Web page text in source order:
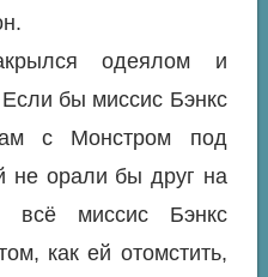
одеялом и
бы миссис Бэнкс
с Монстром под
не орали бы друг на
всё миссис Бэнкс
как ей отомстить,